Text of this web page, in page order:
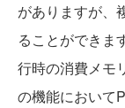
がありますが、
ることができま
行時の消費メモ
の機能において